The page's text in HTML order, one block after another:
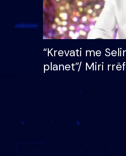
“Krevati me
planet”/ Miri
mungojë zilja e